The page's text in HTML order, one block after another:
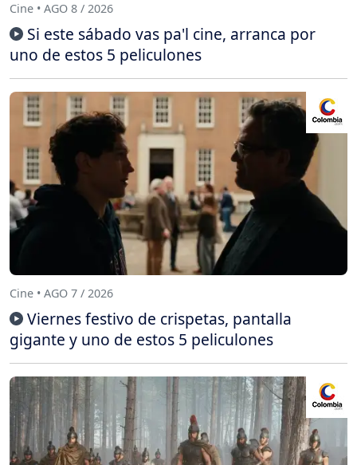
Cine • AGO 8 / 2026
Si este sábado vas pa'l cine, arranca por
uno de estos 5 peliculones
Cine • AGO 7 / 2026
Viernes festivo de crispetas, pantalla
gigante y uno de estos 5 peliculones